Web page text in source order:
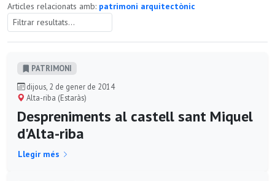
Articles relacionats amb: patrimoni arquitectònic
PATRIMONI
dijous, 2 de gener de 2014
Alta-riba (Estaràs)
Despreniments al castell sant Miquel
d'Alta-riba
Llegir més